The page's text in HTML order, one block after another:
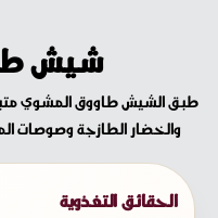
شيش
طبق الشيش طاووق المشوي
والخضار الطازجة وصوصات
الحقائق التغذوية